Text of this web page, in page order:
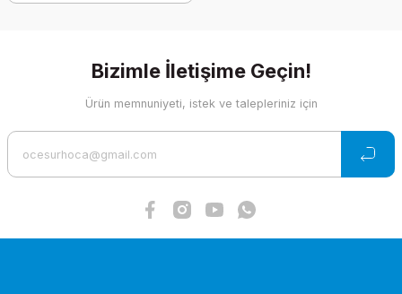
Bizimle İletişime Geçin!
Ürün memnuniyeti, istek ve talepleriniz için